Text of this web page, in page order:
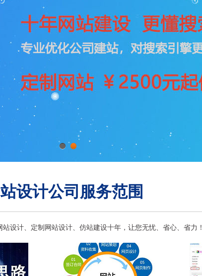
设计公司服务范围
设计、定制网站设计、仿站建设十年，让您无忧、省心、省力！